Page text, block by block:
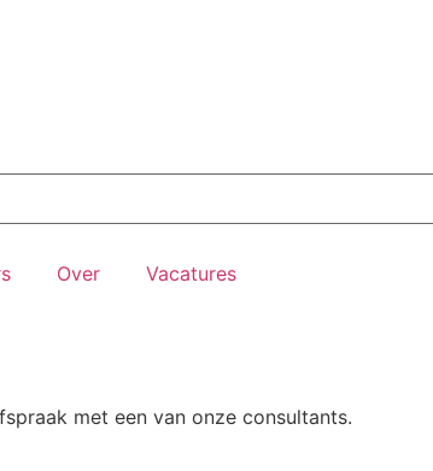
Over
Vacatures
met een van onze consultants.